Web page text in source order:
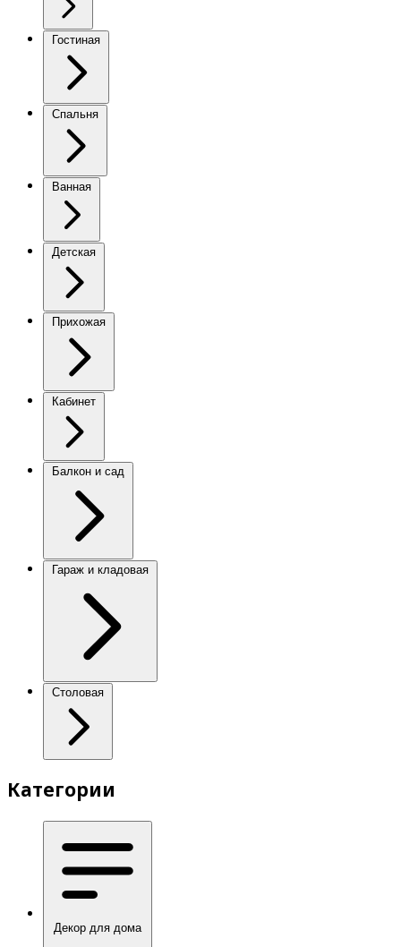
Гостиная
Спальня
Ванная
Детская
Прихожая
Кабинет
Балкон и сад
Гараж и кладовая
Столовая
Категории
Декор для дома